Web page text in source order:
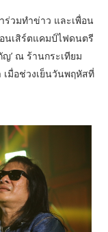
วมทำข่าว และเพื่อน
นเสิร์ตแคมป์ไฟดนตรี
ญ’ ณ ร้านกระเทียม
มื่อช่วงเย็นวันพฤหัสที่